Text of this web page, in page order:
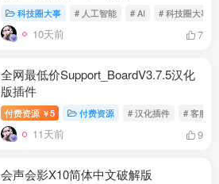
科技圈大事 # 人工智能 # AI # 科技圈大事
10天前 7
全网最低价Support_BoardV3.7.5汉化
版插件
付费资源 ￥5 付费资源 # 汉化插件 # 客服插
11天前 9
会声会影X10简体中文破解版